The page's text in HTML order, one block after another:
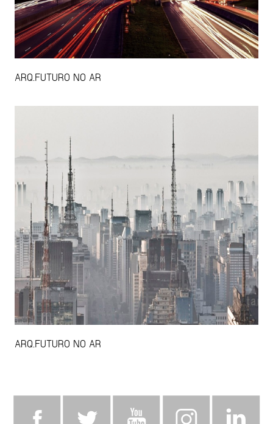
ARQ.FUTURO NO AR
ARQ.FUTURO NO AR